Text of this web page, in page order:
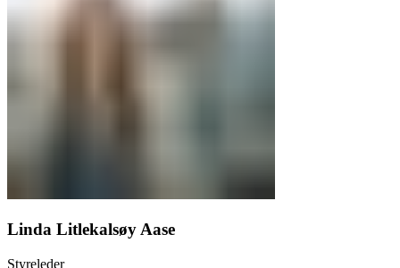
Linda Litlekalsøy Aase
Styreleder